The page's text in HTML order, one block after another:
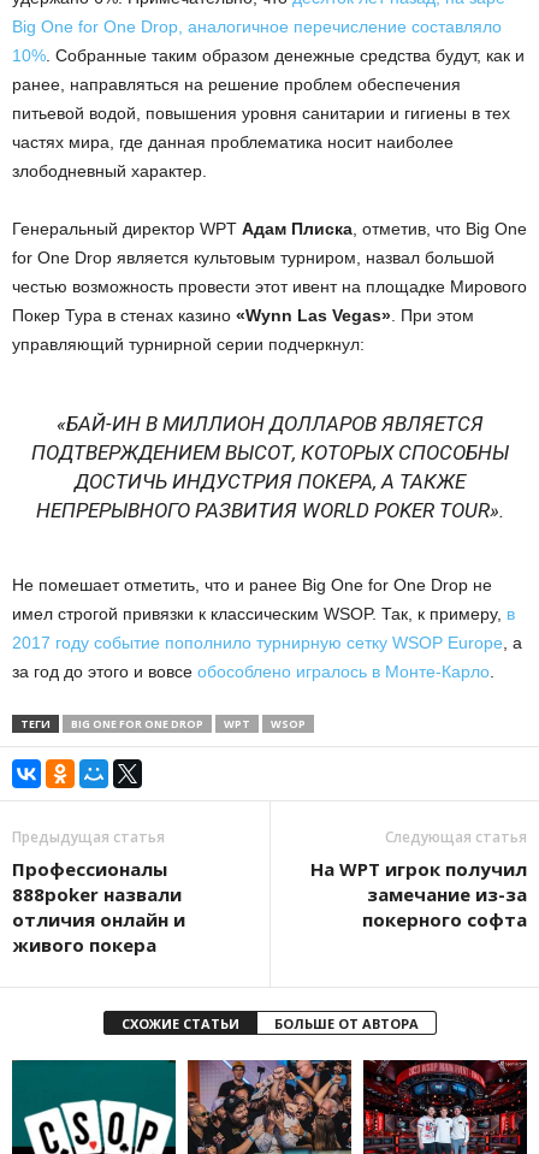
Big One for One Drop, аналогичное перечисление составляло
10% . Собранные таким образом денежные средства будут, как и
ранее, направляться на решение проблем обеспечения
питьевой водой, повышения уровня санитарии и гигиены в тех
частях мира, где данная проблематика носит наиболее
злободневный характер.
Генеральный директор WPT Адам Плиска , отметив, что Big One
for One Drop является культовым турниром, назвал большой
честью возможность провести этот ивент на площадке Мирового
Покер Тура в стенах казино «Wynn Las Vegas» . При этом
управляющий турнирной серии подчеркнул:
«БАЙ-ИН В МИЛЛИОН ДОЛЛАРОВ ЯВЛЯЕТСЯ
ПОДТВЕРЖДЕНИЕМ ВЫСОТ, КОТОРЫХ СПОСОБНЫ
ДОСТИЧЬ ИНДУСТРИЯ ПОКЕРА, А ТАКЖЕ
НЕПРЕРЫВНОГО РАЗВИТИЯ WORLD POKER TOUR».
Не помешает отметить, что и ранее Big One for One Drop не
имел строгой привязки к классическим WSOP. Так, к примеру, в
2017 году событие пополнило турнирную сетку WSOP Europe , а
за год до этого и вовсе обособлено игралось в Монте-Карло
ТЕГИ BIG ONE FOR ONE DROP WPT WSOP
Предыдущая статья
Профессионалы
888poker назвали
отличия онлайн и
живого покера
Следующая статья
На WPT игрок получил
замечание из-за
покерного софта
СХОЖИЕ СТАТЬИ БОЛЬШЕ ОТ АВТОРА